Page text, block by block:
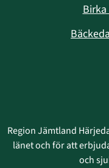
Region Jämtland
länet och för att
och